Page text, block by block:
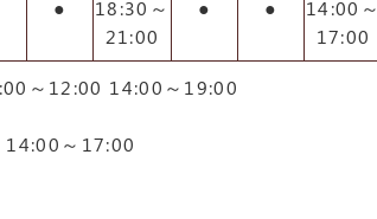
●
18:30～
21:00
● ●
14:00～
17:00
～12:00 14:00～19:00
～17:00